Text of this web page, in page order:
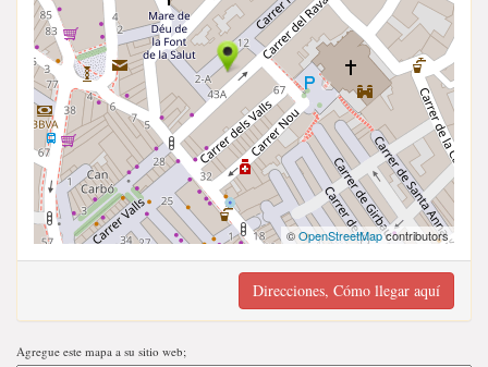
©OpenStreetMapcontributors
Direcciones, Cómo llegar aquí
Agregue este mapa a su sitio web;